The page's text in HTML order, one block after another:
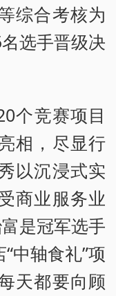
综合考核为
选手晋级决
个竞赛项目
相，尽显行
以沉浸式实
商业服务业
是冠军选手
中轴食礼”项
天都要向顾